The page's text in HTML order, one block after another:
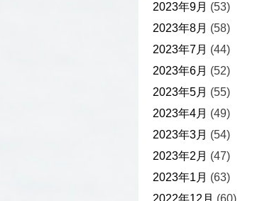
2023年9月 (53)
2023年8月 (58)
2023年7月 (44)
2023年6月 (52)
2023年5月 (55)
2023年4月 (49)
2023年3月 (54)
2023年2月 (47)
2023年1月 (63)
2022年12月 (60)